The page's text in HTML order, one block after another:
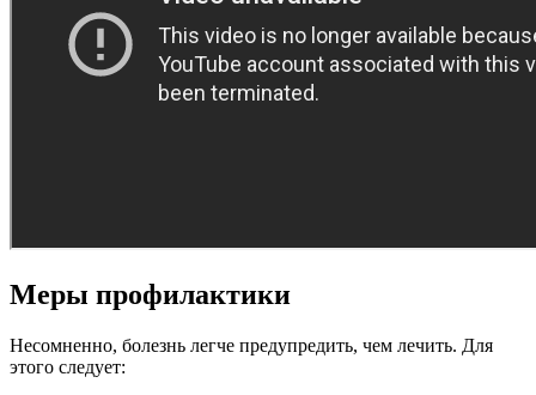
Меры профилактики
Несомненно, болезнь легче предупредить, чем лечить. Для
этого следует: